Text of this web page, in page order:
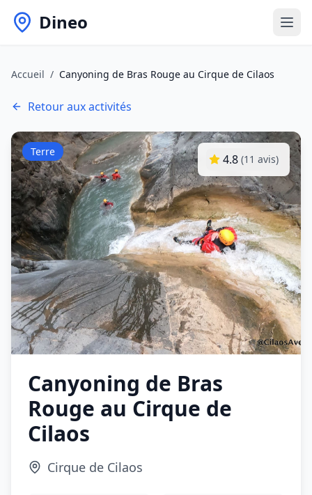
Dineo
Accueil / Canyoning de Bras Rouge au Cirque de Cilaos
Retour aux activités
Terre
4.8 (11 avis)
Canyoning de Bras
Rouge au Cirque de
Cilaos
Cirque de Cilaos